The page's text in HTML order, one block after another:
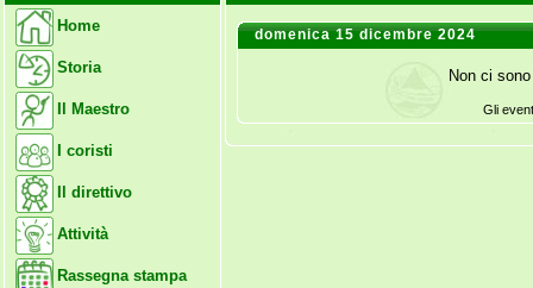
Home
Storia
Il Maestro
I coristi
Il direttivo
Attività
Rassegna stampa
domenica 15 dicembre 2024
Non ci
Gli